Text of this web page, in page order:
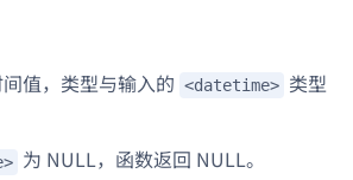
值，类型与输入的 <datetime> 类型
为 NULL，函数返回 NULL。